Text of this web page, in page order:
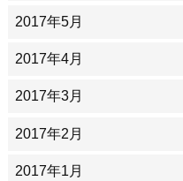
2017年5月
2017年4月
2017年3月
2017年2月
2017年1月